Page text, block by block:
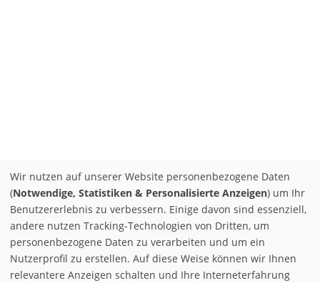
Wir nutzen auf unserer Website personenbezogene Daten
(Notwendige, Statistiken & Personalisierte Anzeigen) um Ihr
Benutzererlebnis zu verbessern. Einige davon sind essenziell,
andere nutzen Tracking-Technologien von Dritten, um
personenbezogene Daten zu verarbeiten und um ein
Nutzerprofil zu erstellen. Auf diese Weise können wir Ihnen
relevantere Anzeigen schalten und Ihre Interneterfahrung